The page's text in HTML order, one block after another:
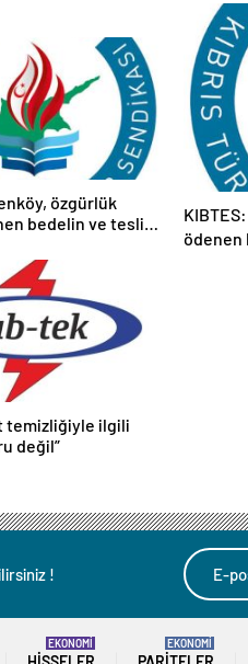
özgürlük
bedelin ve teslim
temizliğiyle ilgili
değil”
ödenen
!
EKONOMİ EKONOMİ